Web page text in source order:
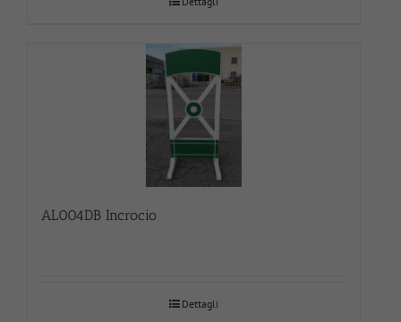
AL004DB Incrocio
Dettagli